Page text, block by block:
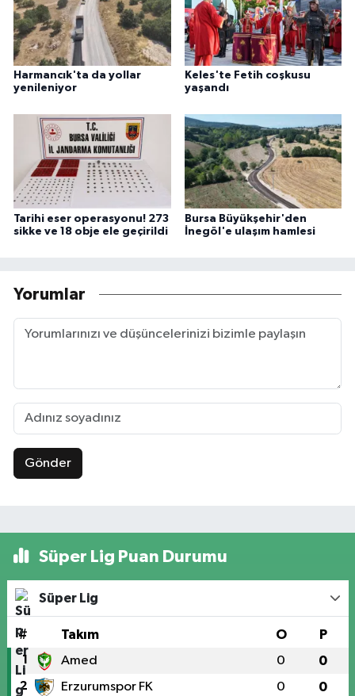
Harmancık'ta da yollar
yenileniyor
Keles'te Fetih coşkusu
yaşandı
Tarihi eser operasyonu! 273
sikke ve 18 obje ele geçirildi
Bursa Büyükşehir'den
İnegöl'e ulaşım hamlesi
Yorumlar
Gönder
Süper Lig Puan Durumu
Süper Lig
# Takım O P
1 Amed 0 0
2 Erzurumspor FK 0 0